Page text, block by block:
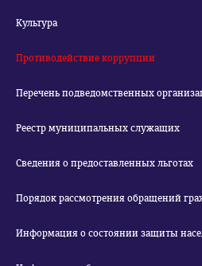
Культура
Противодействие коррупции
Перечень подведомственных
Реестр муниципальных служащих
Сведения о предоставленных льготах
Порядок рассмотрения обращений
Информация о состоянии защиты